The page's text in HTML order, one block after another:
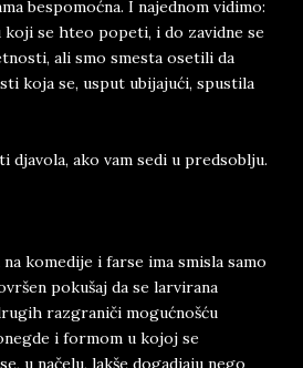
bespomoćna. I najednom vidimo:
se hteo popeti, i do zavidne se
ali smo smesta osetili da
koja se, usput ubijajući, spustila
djavola, ako vam sedi u predsoblju.
komedije i farse ima smisla samo
pokušaj da se larvirana
razgraniči mogućnošću
i formom u kojoj se
u načelu, lakše dogadjaju nego